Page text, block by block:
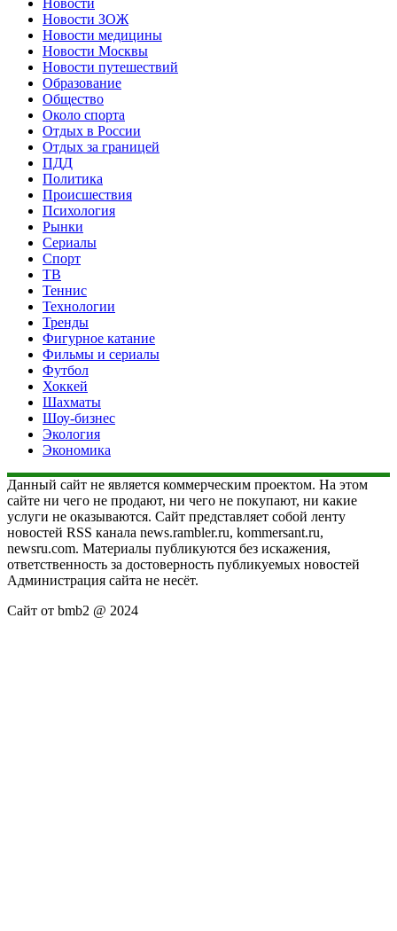
Новости ЗОЖ
Новости медицины
Новости Москвы
Новости путешествий
Образование
Общество
Около спорта
Отдых в России
Отдых за границей
ПДД
Политика
Происшествия
Психология
Рынки
Сериалы
Спорт
ТВ
Теннис
Технологии
Тренды
Фигурное катание
Фильмы и сериалы
Футбол
Хоккей
Шахматы
Шоу-бизнес
Экология
Экономика
Данный сайт не является коммерческим проектом. На этом
сайте ни чего не продают, ни чего не покупают, ни какие
услуги не оказываются. Сайт представляет собой ленту
новостей RSS канала news.rambler.ru, kommersant.ru,
newsru.com. Материалы публикуются без искажения,
ответственность за достоверность публикуемых новостей
Администрация сайта не несёт.
Сайт от bmb2 @ 2024